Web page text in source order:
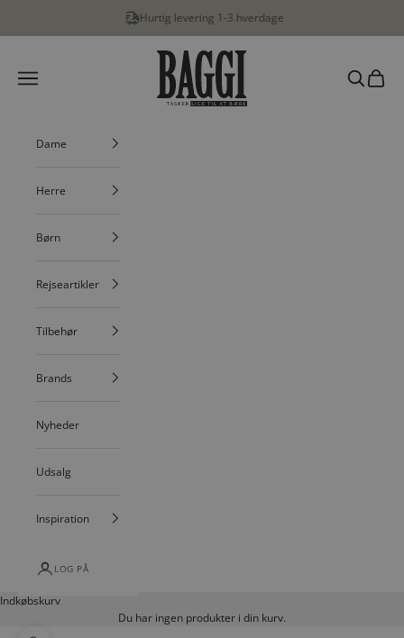
Hurtig levering 1-3 hverdage
BAGGI
Menu
Søg
Dame
Herre
Børn
Rejseartikler
Tilbehør
Brands
Nyheder
Udsalg
Inspiration
LOG PÅ
Indkøbskurv
Du har ingen produkter i din kurv.